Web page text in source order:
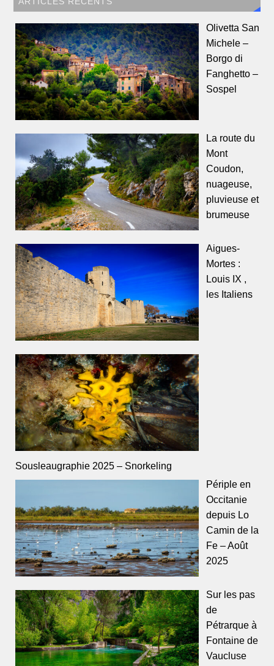
Olivetta San
Michele –
Borgo di
Fanghetto –
Sospel
La route du
Mont
Coudon,
nuageuse,
pluvieuse et
brumeuse
Aigues-
Mortes :
Louis IX ,
les Italiens
Sousleaugraphie 2025 – Snorkeling
Périple en
Occitanie
depuis Lo
Camin de la
Fe – Août
2025
Sur les pas
de
Pétrarque à
Fontaine de
Vaucluse